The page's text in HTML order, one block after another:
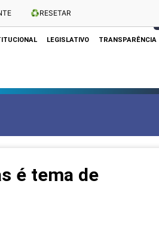
♻️RESETAR
das Sessões: Terças e Quartas às 10h
LEGISLATIVO TRANSPARÊNCIA
é tema de